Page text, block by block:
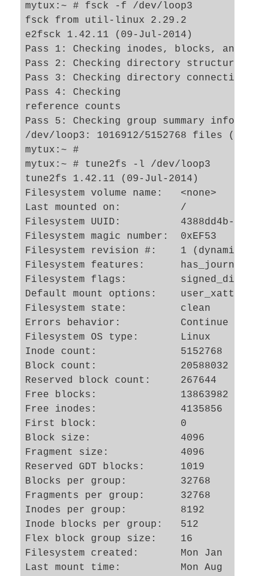
mytux:~ # fsck -f /dev/loop3
fsck from util-linux 2.29.2
e2fsck 1.42.11 (09-Jul-2014)
Pass 1: Checking inodes, blocks, and
Pass 2: Checking directory structure
Pass 3: Checking directory connectivity
Pass 4: Checking
reference counts
Pass 5: Checking group summary
/dev/loop3: 1016912/5152768 files (0.1%
mytux:~ #
mytux:~ # tune2fs -l /dev/loop3
tune2fs 1.42.11 (09-Jul-2014)
Filesystem volume name:   <none>
Last mounted on:          /
Filesystem UUID:          4388dd4b-ac1a-
Filesystem magic number:  0xEF53
Filesystem revision #:    1 (dynamic)
Filesystem features:      has_journal
Filesystem flags:
Default mount options:    user_xattr acl
Filesystem state:         clean
Errors behavior:          Continue
Filesystem OS type:       Linux
Inode count:              5152768
Block count:              20588032
Reserved block count:     267644
Free blocks:              13863982
Free inodes:              4135856
First block:              0
Block size:               4096
Fragment size:            4096
Reserved GDT blocks:      1019
Blocks per group:         32768
Fragments per group:      32768
Inodes per group:         8192
Inode blocks per group:   512
Flex block group size:    16
Filesystem created:       Mon Jan  6
Last mount time:          Mon Aug  6